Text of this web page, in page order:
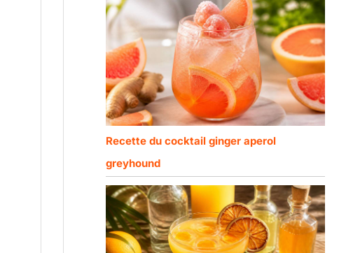
Recette du cocktail ginger aperol
greyhound